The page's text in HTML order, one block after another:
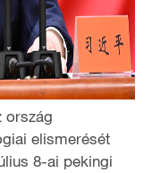
ország
elismerését
8-ai pekingi